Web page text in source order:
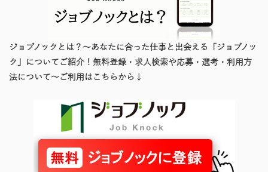
ジョブノックとは？～あなたに合った仕事と出会える「ジョブノッ
ク」についてご紹介！無料登録・求人検索や応募・選考・利用方
法について～ご利用はこちらから↓